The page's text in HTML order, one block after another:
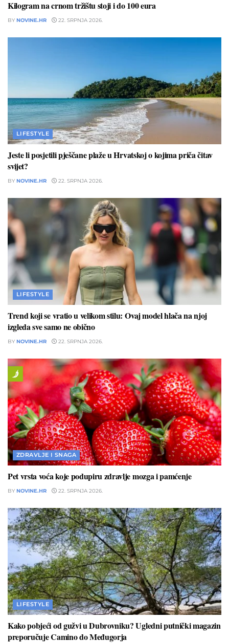
Kilogram na crnom tržištu stoji i do 100 eura
BY NOVINE.HR 22. SRPNJA 2026.
LIFESTYLE
Jeste li posjetili pješčane plaže u Hrvatskoj o kojima priča čitav
svijet?
BY NOVINE.HR 22. SRPNJA 2026.
LIFESTYLE
Trend koji se vratio u velikom stilu: Ovaj model hlača na njoj
izgleda sve samo ne obično
BY NOVINE.HR 22. SRPNJA 2026.
ZDRAVLJE I SNAGA
Pet vrsta voća koje podupiru zdravlje mozga i pamćenje
BY NOVINE.HR 22. SRPNJA 2026.
LIFESTYLE
Kako pobjeći od gužvi u Dubrovniku? Ugledni putnički magazin
preporučuje Camino do Međugorja